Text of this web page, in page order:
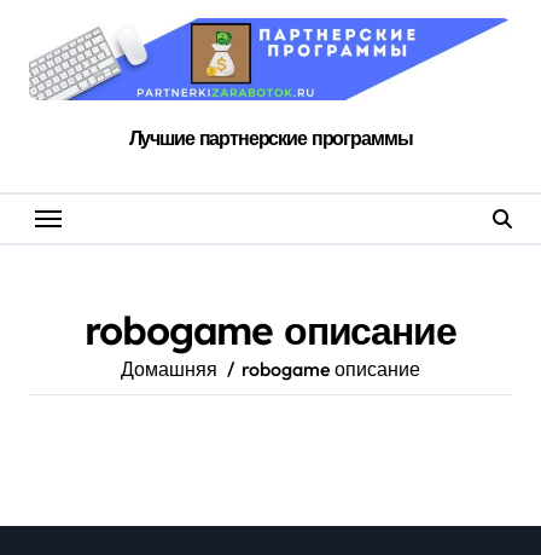
содержанию
Лучшие партнерские программы
robogame описание
Домашняя robogame описание